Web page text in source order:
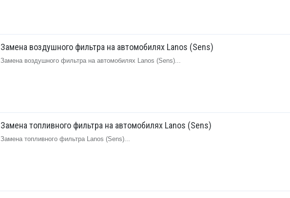
Замена воздушного фильтра на автомобилях Lanos (Sens)
Замена воздушного фильтра на автомобилях Lanos (Sens)...
Замена топливного фильтра на автомобилях Lanos (Sens)
Замена топливного фильтра Lanos (Sens)...